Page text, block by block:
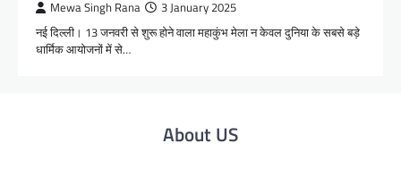
Mewa Singh Rana 3 January 2025
नई दिल्ली। 13 जनवरी से शुरू होने वाला महाकुंभ मेला न केवल दुनिया के सबसे बड़े
धार्मिक आयोजनों में से…
About US